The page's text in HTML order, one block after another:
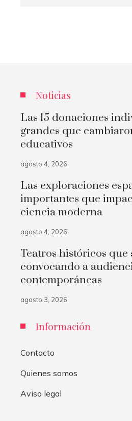
Noticias
Las 15 donaciones
grandes que
educativos
agosto 4, 2026
Las exploraciones
importantes que
ciencia moderna
agosto 4, 2026
Teatros históricos que
convocando a
contemporáneas
agosto 3, 2026
Información
Contacto
Quienes somos
Aviso legal